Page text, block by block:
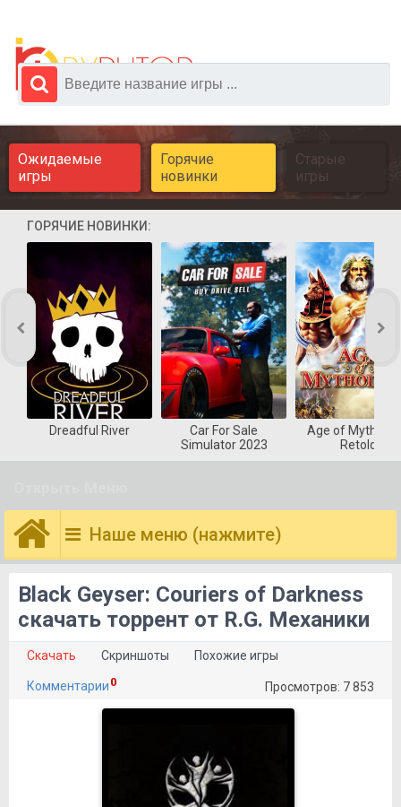
Ожидаемые
игры
Горячие
новинки
Старые
игры
ГОРЯЧИЕ НОВИНКИ:
Dreadful River
Car For Sale
Simulator 2023
Age of
Retold
Наше меню (нажмите)
Black Geyser: Couriers of Darkness
скачать торрент от R.G. Механики
Скачать Скриншоты Похожие игры
Комментарии 0 Просмотров: 7 853